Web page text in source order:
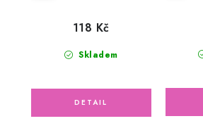
Skladem
118 Kč